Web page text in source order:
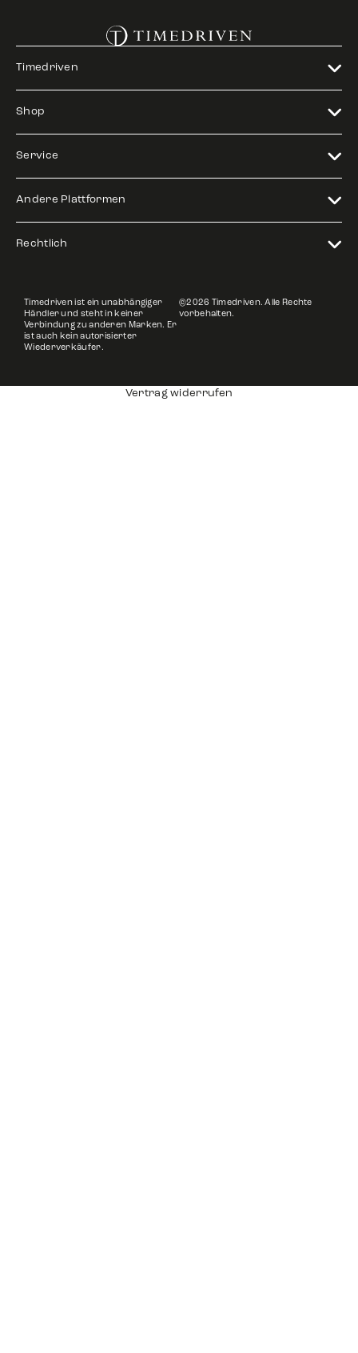
Timedriven
Shop
Service
Andere Plattformen
Rechtlich
Timedriven ist ein unabhängiger
Händler und steht in keiner
Verbindung zu anderen Marken. Er
ist auch kein autorisierter
Wiederverkäufer.
©2026 Timedriven. Alle Rechte
vorbehalten.
Vertrag widerrufen